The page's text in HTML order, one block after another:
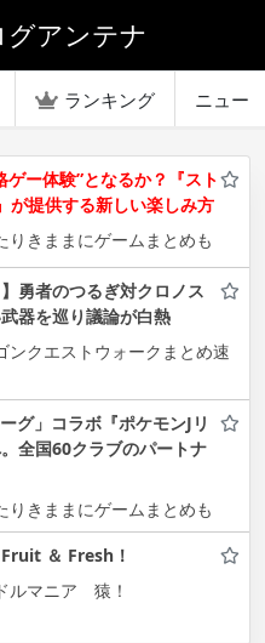
アンテナ
ランキング ニュー
ゲー体験”となるか？『スト
が提供する新しい楽しみ方
りきままにゲームまとめも
勇者のつるぎ対クロノス
器を巡り議論が白熱
ンクエストウォークまとめ速
グ」コラボ『ポケモンJリ
全国60クラブのパートナ
りきままにゲームまとめも
＆ Fresh！
ルマニア 猿！